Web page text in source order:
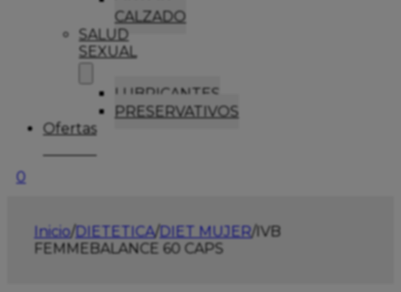
CALZADO
SALUD
SEXUAL
LUBRICANTES
PRESERVATIVOS
Ofertas
0
Inicio/DIETETICA/DIET MUJER/IVB
FEMMEBALANCE 60 CAPS